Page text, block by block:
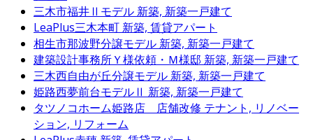
三木市福井Ⅱモデル 新築, 新築一戸建て
LeaPlus三木本町 新築, 賃貸アパート
相生市那波野分譲モデル 新築, 新築一戸建て
建築設計事務所Ｙ様依頼・Ｍ様邸 新築, 新築一戸建て
三木西自由が丘分譲モデル 新築, 新築一戸建て
姫路西夢前台モデルⅡ 新築, 新築一戸建て
タツノコホーム姫路店 店舗改修 テナント, リノベー
ション, リフォーム